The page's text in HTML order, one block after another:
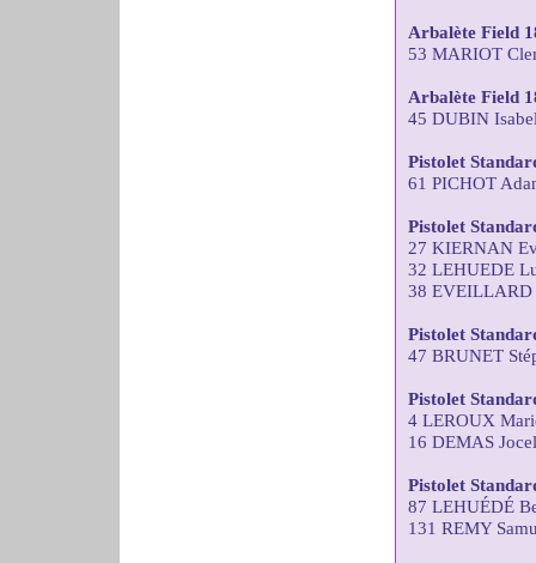
Arbalète Field
53 MARIOT
Arbalète Field
45 DUBIN
Pistolet
61 PICHOT
Pistolet
27 KIERNAN
32 LEHUEDE
38 EVEILLARD
Pistolet
47 BRUNET
Pistolet
4 LEROUX
16 DEMAS
Pistolet
87 LEHUÉDÉ
131 REMY